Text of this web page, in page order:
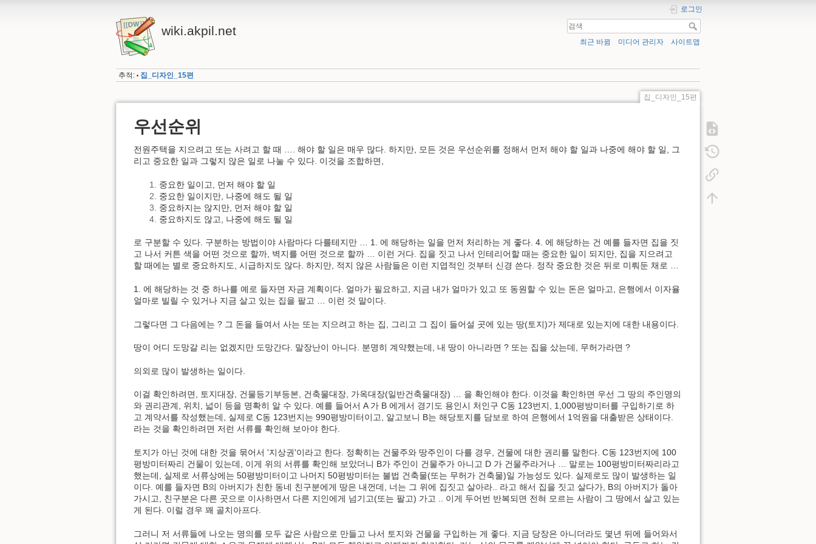
wiki.akpil.net
로그인
최근 바뀜 미디어 관리자 사이트맵
추적: • 집_디자인_15편
집_디자인_15편
우선순위
전원주택을 지으려고 또는 사려고 할 때 …. 해야 할 일은 매우 많다. 하지만, 모든 것은 우선순위를 정해서 먼저 해야 할 일과 나중에 해야 할 일, 그
리고 중요한 일과 그렇지 않은 일로 나눌 수 있다. 이것을 조합하면,
중요한 일이고, 먼저 해야 할 일
중요한 일이지만, 나중에 해도 될 일
중요하지는 않지만, 먼저 해야 할 일
중요하지도 않고, 나중에 해도 될 일
로 구분할 수 있다. 구분하는 방법이야 사람마다 다를테지만 … 1. 에 해당하는 일을 먼저 처리하는 게 좋다. 4. 에 해당하는 건 예를 들자면 집을 짓
고 나서 커튼 색을 어떤 것으로 할까, 벽지를 어떤 것으로 할까 … 이런 거다. 집을 짓고 나서 인테리어할 때는 중요한 일이 되지만, 집을 지으려고
할 때에는 별로 중요하지도, 시급하지도 않다. 하지만, 적지 않은 사람들은 이런 지엽적인 것부터 신경 쓴다. 정작 중요한 것은 뒤로 미뤄둔 채로 …
1. 에 해당하는 것 중 하나를 예로 들자면 자금 계획이다. 얼마가 필요하고, 지금 내가 얼마가 있고 또 동원할 수 있는 돈은 얼마고, 은행에서 이자율
얼마로 빌릴 수 있거나 지금 살고 있는 집을 팔고 … 이런 것 말이다.
그렇다면 그 다음에는 ? 그 돈을 들여서 사는 또는 지으려고 하는 집, 그리고 그 집이 들어설 곳에 있는 땅(토지)가 제대로 있는지에 대한 내용이다.
땅이 어디 도망갈 리는 없겠지만 도망간다. 말장난이 아니다. 분명히 계약했는데, 내 땅이 아니라면 ? 또는 집을 샀는데, 무허가라면 ?
의외로 많이 발생하는 일이다.
이걸 확인하려면, 토지대장, 건물등기부등본, 건축물대장, 가옥대장(일반건축물대장) … 을 확인해야 한다. 이것을 확인하면 우선 그 땅의 주인명의
와 권리관계, 위치, 넓이 등을 명확히 알 수 있다. 예를 들어서 A 가 B 에게서 경기도 용인시 처인구 C동 123번지, 1,000평방미터를 구입하기로 하
고 계약서를 작성했는데, 실제로 C동 123번지는 990평방미터이고, 알고보니 B는 해당토지를 담보로 하여 은행에서 1억원을 대출받은 상태이다.
라는 것을 확인하려면 저런 서류를 확인해 보아야 한다.
토지가 아닌 것에 대한 것을 묶어서 '지상권'이라고 한다. 정확히는 건물주와 땅주인이 다를 경우, 건물에 대한 권리를 말한다. C동 123번지에 100
평방미터짜리 건물이 있는데, 이게 위의 서류를 확인해 보았더니 B가 주인이 건물주가 아니고 D 가 건물주라거나 … 말로는 100평방미터짜리라고
했는데, 실제로 서류상에는 50평방미터이고 나머지 50평방미터는 불법 건축물(또는 무허가 건축물)일 가능성도 있다. 실제로도 많이 발생하는 일
이다. 예를 들자면 B의 아버지가 친한 동네 친구분에게 땅은 내껀데, 너는 그 위에 집짓고 살아라.. 라고 해서 집을 짓고 살다가, B의 아버지가 돌아
가시고, 친구분은 다른 곳으로 이사하면서 다른 지인에게 넘기고(또는 팔고) 가고 .. 이게 두어번 반복되면 전혀 모르는 사람이 그 땅에서 살고 있는
게 된다. 이럴 경우 꽤 골치아프다.
그러니 저 서류들에 나오는 명의를 모두 같은 사람으로 만들고 나서 토지와 건물을 구입하는 게 좋다. 지금 당장은 아니더라도 몇년 뒤에 들어와서